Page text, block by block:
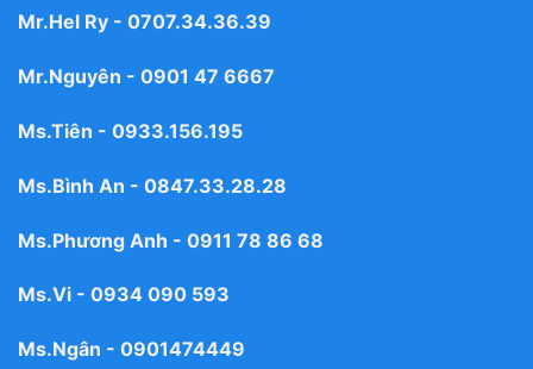
Mr.Hel Ry - 0707.34.36.39
Mr.Nguyên - 0901 47 6667
Ms.Tiên - 0933.156.195
Ms.Bình An - 0847.33.28.28
Ms.Phương Anh - 0911 78 86 68
Ms.Vi - 0934 090 593
Ms.Ngân - 0901474449